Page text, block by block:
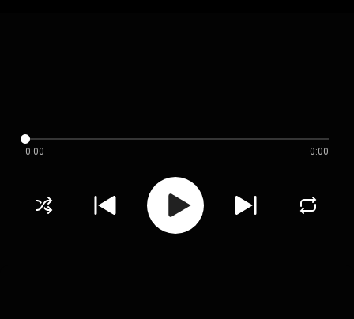
0:00 0:00